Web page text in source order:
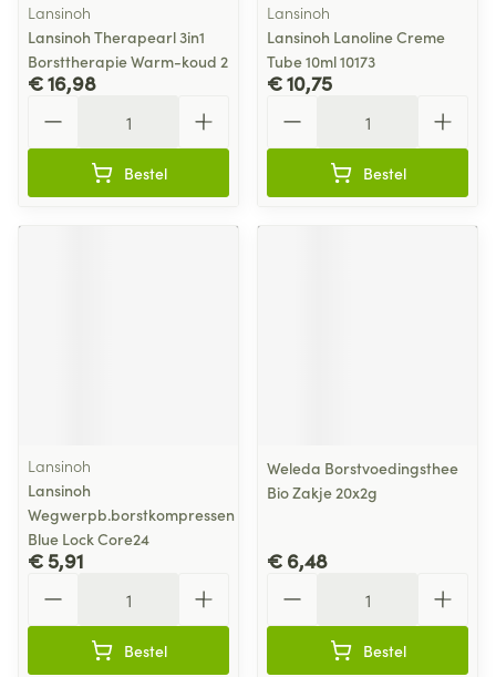
Lansinoh
Lansinoh Therapearl 3in1
Borsttherapie Warm-koud 2
€ 16,98
Bestel
Lansinoh
Lansinoh Lanoline Creme
Tube 10ml 10173
€ 10,75
Bestel
Lansinoh
Lansinoh
Wegwerpb.borstkompressen
Blue Lock Core24
€ 5,91
Bestel
Weleda Borstvoedingsthee
Bio Zakje 20x2g
€ 6,48
Bestel